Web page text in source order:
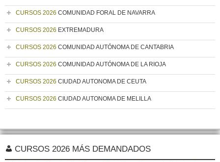
CURSOS 2026 COMUNIDAD FORAL DE NAVARRA
CURSOS 2026 EXTREMADURA
CURSOS 2026 COMUNIDAD AUTÓNOMA DE CANTABRIA
CURSOS 2026 COMUNIDAD AUTÓNOMA DE LA RIOJA
CURSOS 2026 CIUDAD AUTONOMA DE CEUTA
CURSOS 2026 CIUDAD AUTONOMA DE MELILLA
CURSOS 2026 MÁS DEMANDADOS